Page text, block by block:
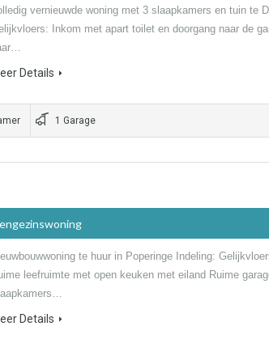
vernieuwde woning met 3 slaapkamers en tuin te
Inkom met apart toilet en doorgang naar de
Details
1 Garage
te huur in Poperinge Indeling:
leefruimte met open keuken met eiland Ruime
Details